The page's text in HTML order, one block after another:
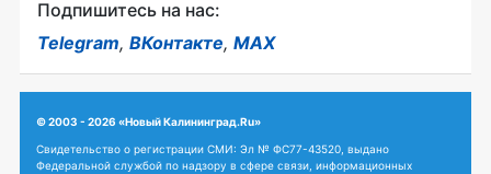
Подпишитесь на нас:
Telegram, ВКонтакте, MAX
© 2003 - 2026 «Новый Калининград.Ru»
Свидетельство о регистрации СМИ: Эл № ФС77-43520, выдано
Федеральной службой по надзору в сфере связи, информационных